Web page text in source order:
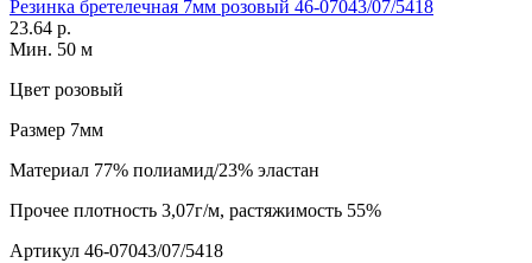
Резинка бретелечная 7мм розовый 46-07043/07/5418
23.64 р.
Мин. 50 м
Цвет розовый
Размер 7мм
Материал 77% полиамид/23% эластан
Прочее плотность 3,07г/м, растяжимость 55%
Артикул 46-07043/07/5418